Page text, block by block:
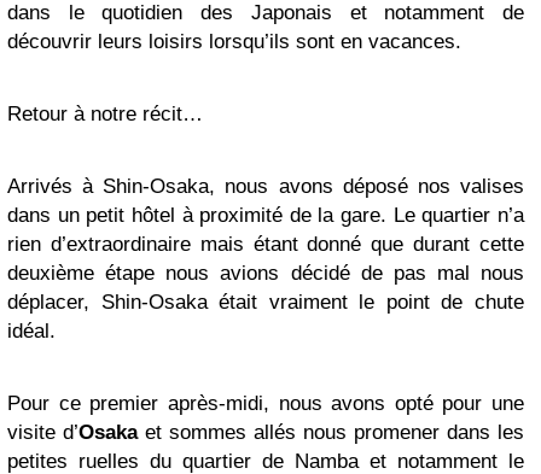
dans le quotidien des Japonais et notamment de
découvrir leurs loisirs lorsqu’ils sont en vacances.
Retour à notre récit…
Arrivés à Shin-Osaka, nous avons déposé nos valises
dans un petit hôtel à proximité de la gare. Le quartier n’a
rien d’extraordinaire mais étant donné que durant cette
deuxième étape nous avions décidé de pas mal nous
déplacer, Shin-Osaka était vraiment le point de chute
idéal.
Pour ce premier après-midi, nous avons opté pour une
visite d’Osakaet sommes allés nous promener dans les
petites ruelles du quartier de Namba et notamment le